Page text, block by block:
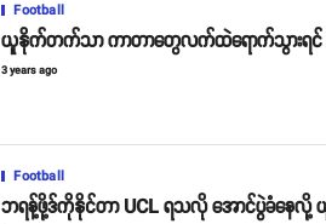
Football
ယူနိုက်တက်သာ ကာတာတွေလက်ထဲရောက်သွားရင်
3 years ago
Football
ဘရန့်ဖို့ဒ်ကိုနိုင်တာ UCL ရသလို အောင်ပွဲခံန